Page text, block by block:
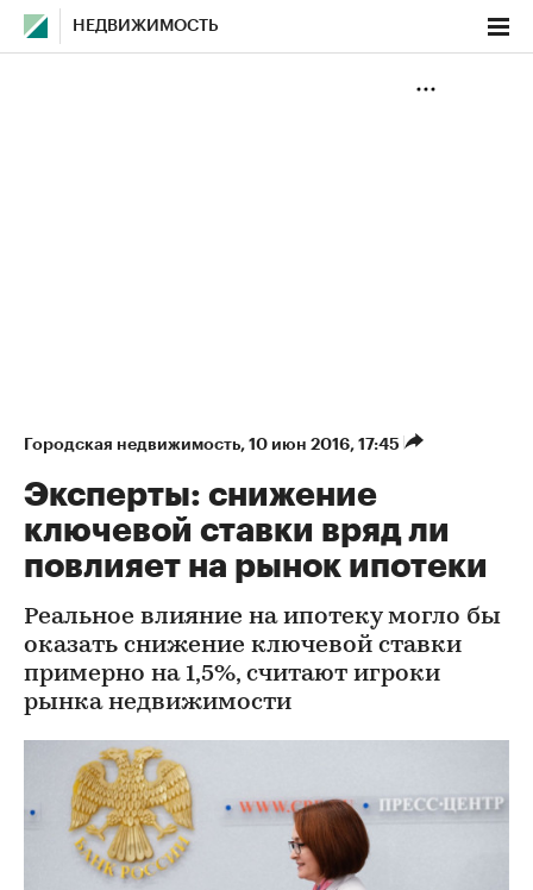
НЕДВИЖИМОСТЬ
Городская недвижимость⁠, 10 июн 2016, 17:45
Эксперты: снижение
ключевой ставки вряд ли
повлияет на рынок ипотеки
Реальное влияние на ипотеку могло бы
оказать снижение ключевой ставки
примерно на 1,5%, считают игроки
рынка недвижимости